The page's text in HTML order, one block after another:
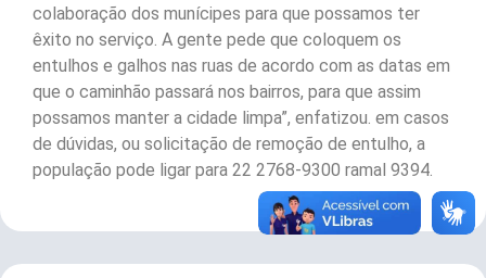
colaboração dos munícipes para que possamos ter
êxito no serviço. A gente pede que coloquem os
entulhos e galhos nas ruas de acordo com as datas em
que o caminhão passará nos bairros, para que assim
possamos manter a cidade limpa”, enfatizou. em casos
de dúvidas, ou solicitação de remoção de entulho, a
população pode ligar para 22 2768-9300 ramal 9394.